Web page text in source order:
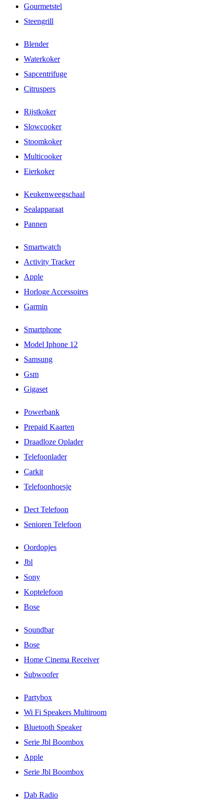
Gourmetstel
Steengrill
Blender
Waterkoker
Sapcentrifuge
Citruspers
Rijstkoker
Slowcooker
Stoomkoker
Multicooker
Eierkoker
Keukenweegschaal
Sealapparaat
Pannen
Smartwatch
Activity Tracker
Apple
Horloge Accessoires
Garmin
Smartphone
Model Iphone 12
Samsung
Gsm
Gigaset
Powerbank
Prepaid Kaarten
Draadloze Oplader
Telefoonlader
Carkit
Telefoonhoesje
Dect Telefoon
Senioren Telefoon
Oordopjes
Jbl
Sony
Koptelefoon
Bose
Soundbar
Bose
Home Cinema Receiver
Subwoofer
Partybox
Wi Fi Speakers Multiroom
Bluetooth Speaker
Serie Jbl Boombox
Apple
Serie Jbl Boombox
Dab Radio